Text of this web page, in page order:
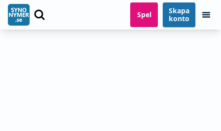
Spel
Skapa
konto